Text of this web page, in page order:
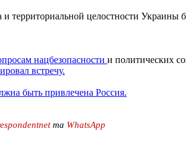
территориальной целостности
нацбезопасности и политических
встречу.
быть привлечена Россия.
та WhatsApp